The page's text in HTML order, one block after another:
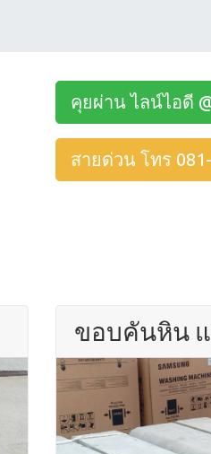
คุยผ่าน ไลน์ไอดี
สายด่วน โทร
ขอบคันหิน